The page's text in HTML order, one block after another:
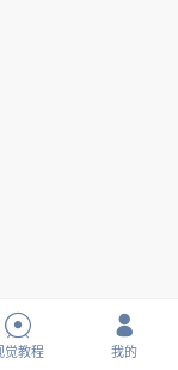

觉教程

我的